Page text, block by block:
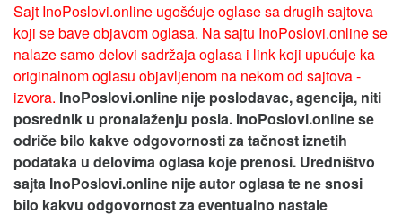
Sajt InoPoslovi.online ugošćuje oglase sa drugih sajtova
koji se bave objavom oglasa. Na sajtu InoPoslovi.online se
nalaze samo delovi sadržaja oglasa i link koji upućuje ka
originalnom oglasu objavljenom na nekom od sajtova -
izvora. InoPoslovi.online nije poslodavac, agencija, niti
posrednik u pronalaženju posla. InoPoslovi.online se
odriče bilo kakve odgovornosti za tačnost iznetih
podataka u delovima oglasa koje prenosi. Uredništvo
sajta InoPoslovi.online nije autor oglasa te ne snosi
bilo kakvu odgovornost za eventualno nastale